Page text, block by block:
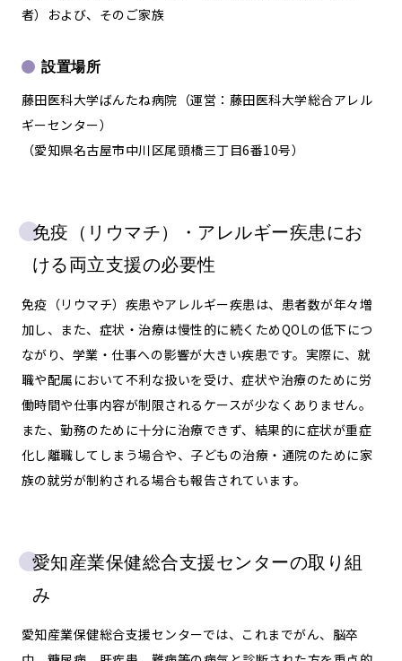
者）および、そのご家族
設置場所
藤田医科大学ばんたね病院（運営：藤田医科大学総合アレル
ギーセンター）
（愛知県名古屋市中川区尾頭橋三丁目6番10号）
免疫（リウマチ）・アレルギー疾患にお
ける両立支援の必要性
免疫（リウマチ）疾患やアレルギー疾患は、患者数が年々増
加し、また、症状・治療は慢性的に続くためQOLの低下につ
ながり、学業・仕事への影響が大きい疾患です。実際に、就
職や配属において不利な扱いを受け、症状や治療のために労
働時間や仕事内容が制限されるケースが少なくありません。
また、勤務のために十分に治療できず、結果的に症状が重症
化し離職してしまう場合や、子どもの治療・通院のために家
族の就労が制約される場合も報告されています。
愛知産業保健総合支援センターの取り組
み
愛知産業保健総合支援センターでは、これまでがん、脳卒